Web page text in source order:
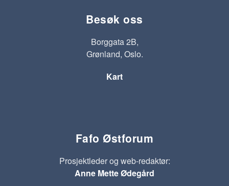
Besøk oss
Borggata 2B,
Grønland, Oslo.
Kart
Fafo Østforum
Prosjektleder og web-redaktør:
Anne Mette Ødegård